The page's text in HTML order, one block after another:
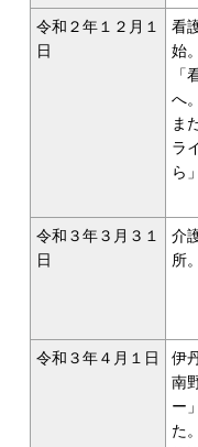
令和２年１２月１
日
看
始
「
へ。
ま
ラ
ら
令和３年３月３１
日
介
所。
令和３年４月１日
伊
南
ー
た